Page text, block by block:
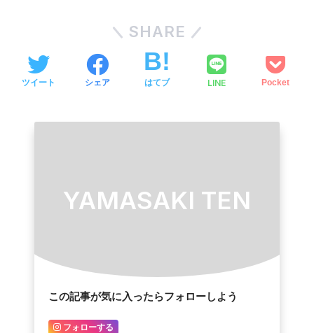
SHARE
ツイート シェア はてブ LINE Pocket
YAMASAKI TEN
この記事が気に入ったらフォローしよう
フォローする